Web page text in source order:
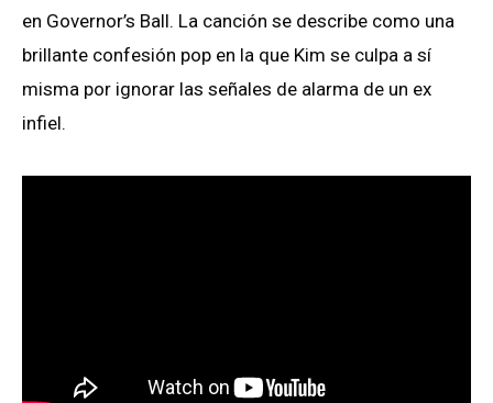
en Governor’s Ball. La canción se describe como una
brillante confesión pop en la que Kim se culpa a sí
misma por ignorar las señales de alarma de un ex
infiel.